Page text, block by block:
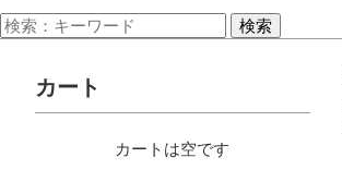
検索
カート
カートは空です